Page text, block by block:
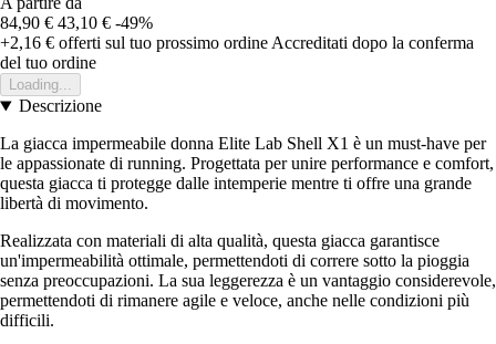
84,90 € 43,10 € -49%
+2,16 € offerti sul tuo prossimo ordine Accreditati dopo la conferma
del tuo ordine
Loading...
Descrizione
La giacca impermeabile donna Elite Lab Shell X1 è un must-have per
le appassionate di running. Progettata per unire performance e comfort,
questa giacca ti protegge dalle intemperie mentre ti offre una grande
libertà di movimento.
Realizzata con materiali di alta qualità, questa giacca garantisce
un'impermeabilità ottimale, permettendoti di correre sotto la pioggia
senza preoccupazioni. La sua leggerezza è un vantaggio considerevole,
permettendoti di rimanere agile e veloce, anche nelle condizioni più
difficili.